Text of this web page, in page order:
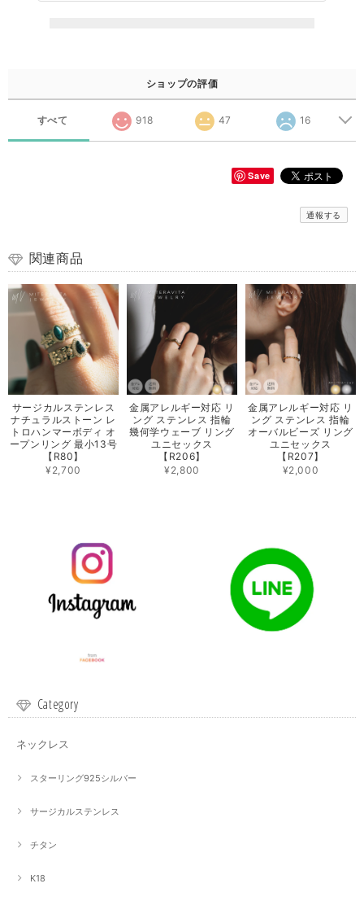
ショップの評価
すべて 918 47 16
Save
通報する
関連商品
サージカルステンレス
ナチュラルストーン レ
トロハンマーボディ オ
ープンリング 最小13号
【R80】
¥2,700
金属アレルギー対応 リ
ング ステンレス 指輪
幾何学ウェーブ リング
ユニセックス
【R206】
¥2,800
金属アレルギー対応 リ
ング ステンレス 指輪
オーバルビーズ リング
ユニセックス
【R207】
¥2,000
Category
ネックレス
スターリング925シルバー
サージカルステンレス
チタン
K18